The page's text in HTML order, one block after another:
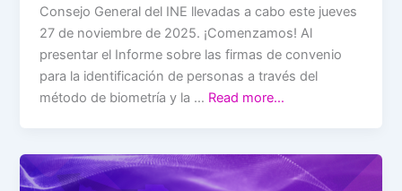
Consejo General del INE llevadas a cabo este jueves
27 de noviembre de 2025. ¡Comenzamos! Al
presentar el Informe sobre las firmas de convenio
para la identificación de personas a través del
método de biometría y la … Read more…